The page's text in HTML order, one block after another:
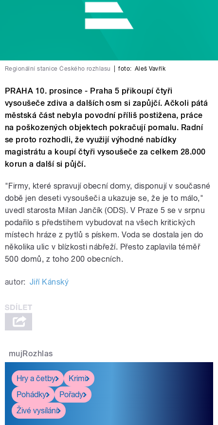
Regionální stanice Českého rozhlasu foto: Aleš Vavřík
PRAHA 10. prosince - Praha 5 přikoupí čtyři
vysoušeče zdiva a dalších osm si zapůjčí. Ačkoli pátá
městská část nebyla povodní příliš postižena, práce
na poškozených objektech pokračují pomalu. Radní
se proto rozhodli, že využijí výhodné nabídky
magistrátu a koupí čtyři vysoušeče za celkem 28.000
korun a další si půjčí.
"Firmy, které spravují obecní domy, disponují v současné
době jen deseti vysoušeči a ukazuje se, že je to málo,"
uvedl starosta Milan Jančík (ODS). V Praze 5 se v srpnu
podařilo s předstihem vybudovat na všech kritických
místech hráze z pytlů s pískem. Voda se dostala jen do
několika ulic v blízkosti nábřeží. Přesto zaplavila téměř
500 domů, z toho 200 obecních.
autor: Jiří Kánský
mujRozhlas
Hry a četby
Krimi
Pohádky
Pořady
Živé vysílání